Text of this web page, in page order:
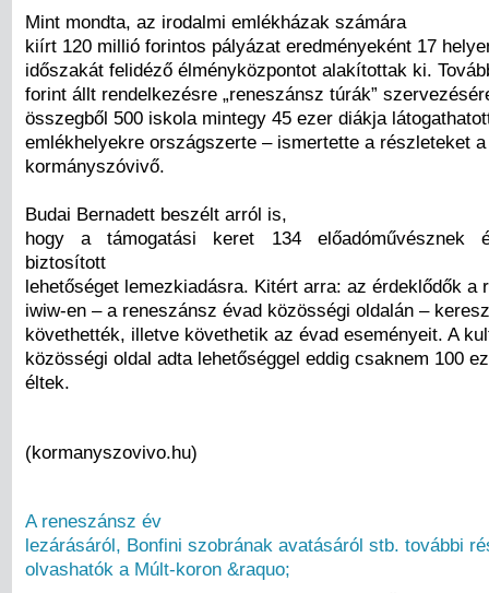
Mint mondta, az irodalmi emlékházak számára
kiírt 120 millió forintos pályázat eredményeként 17
időszakát felidéző élményközpontot alakítottak ki.
forint állt rendelkezésre „reneszánsz túrák”
összegből 500 iskola mintegy 45 ezer diákja
emlékhelyekre országszerte – ismertette a részleteket a
kormányszóvivő.
Budai Bernadett beszélt arról is,
hogy a támogatási keret 134 előadóművésznek
biztosított
lehetőséget lemezkiadásra. Kitért arra: az érdeklődők a
iwiw-en – a reneszánsz évad közösségi oldalán –
követhették, illetve követhetik az évad eseményeit. A
közösségi oldal adta lehetőséggel eddig csaknem 100
éltek.
(kormanyszovivo.hu)
A reneszánsz év
lezárásáról, Bonfini szobrának avatásáról stb. további
olvashatók a Múlt-koron &raquo;